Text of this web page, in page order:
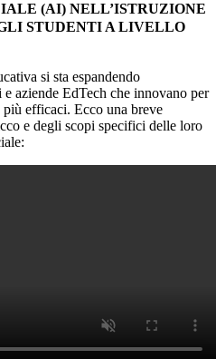
(AI) NELL’ISTRUZIONE
STUDENTI A LIVELLO
si sta espandendo
aziende EdTech che innovano per
efficaci. Ecco una breve
e degli scopi specifici delle loro